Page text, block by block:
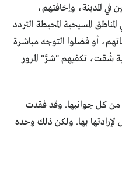
المدينة، وإخافتهم،
المسيحية المحيطة التردد
أو فضلوا التوجه مباشرة
شُقت، تكفيهم "شرَّ" المرور
كل جوانبها. وقد فقدت
بها. ولكن ذلك وحده